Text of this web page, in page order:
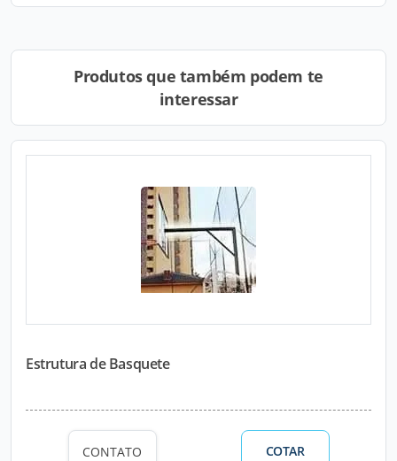
Produtos que também podem te
interessar
Estrutura de Basquete
CONTATO COTAR